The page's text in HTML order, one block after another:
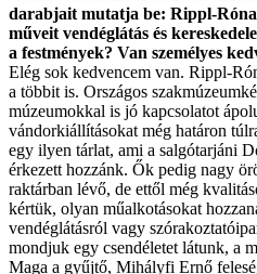
darabjait mutatja be: Rippl-
műveit vendéglátás és
a festmények? Van személyes
Elég sok kedvencem van. Rippl-
a többit is. Országos
múzeumokkal is jó kapcsolatot
vándorkiállításokat még határon
egy ilyen tárlat, ami a salgótarjáni
érkezett hozzánk. Ők pedig nagy
raktárban lévő, de ettől még
kértük, olyan műalkotásokat
vendéglátásról vagy
mondjuk egy csendéletet látunk, a
Maga a gyűjtő, Mihályfi Ernő